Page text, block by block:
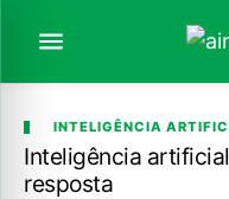
INTELIGÊNCIA
Inteligência
resposta